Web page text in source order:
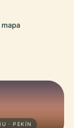
mapa
· PEKÍN